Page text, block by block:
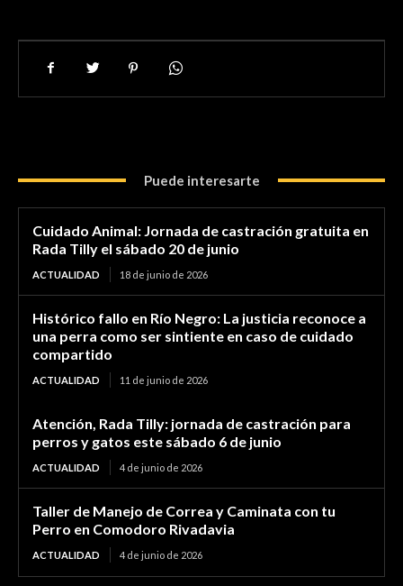
Puede interesarte
Cuidado Animal: Jornada de castración gratuita en
Rada Tilly el sábado 20 de junio
ACTUALIDAD 18 de junio de 2026
Histórico fallo en Río Negro: La justicia reconoce a
una perra como ser sintiente en caso de cuidado
compartido
ACTUALIDAD 11 de junio de 2026
Atención, Rada Tilly: jornada de castración para
perros y gatos este sábado 6 de junio
ACTUALIDAD 4 de junio de 2026
Taller de Manejo de Correa y Caminata con tu
Perro en Comodoro Rivadavia
ACTUALIDAD 4 de junio de 2026